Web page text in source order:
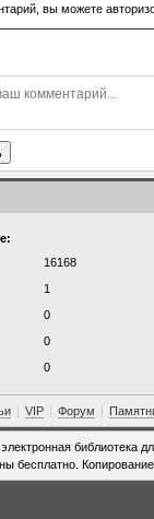
вы можете
16168
1
0
0
0
| VIP | Форум |
библиотека
бесплатно.